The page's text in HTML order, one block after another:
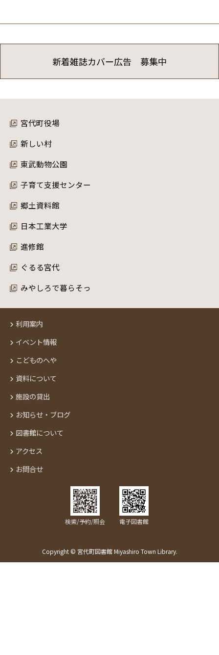
新着雑誌カバー広告 募集中
宮代町役場
新しい村
東武動物公園
子育て支援センター
郷土資料館
日本工業大学
進修館
ぐるる宮代
みやしろで暮らそっ
利用案内
イベント情報
こどものへや
資料について
施設の貸出
お知らせ・ブログ
図書館について
アクセス
お問合せ
検索/予約/照会 電子図書館
Copyright © 宮代町図書館 Miyashiro Town Library.